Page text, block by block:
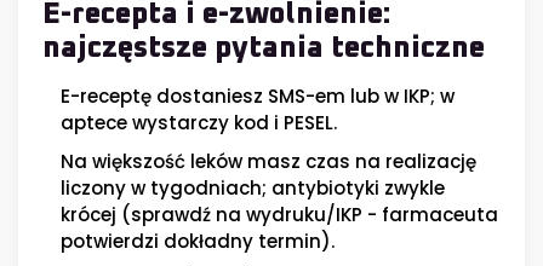
E-recepta i e-zwolnienie:
najczęstsze pytania techniczne
E-receptę dostaniesz SMS-em lub w IKP; w
aptece wystarczy kod i PESEL.
Na większość leków masz czas na realizację
liczony w tygodniach; antybiotyki zwykle
krócej (sprawdź na wydruku/IKP - farmaceuta
potwierdzi dokładny termin).